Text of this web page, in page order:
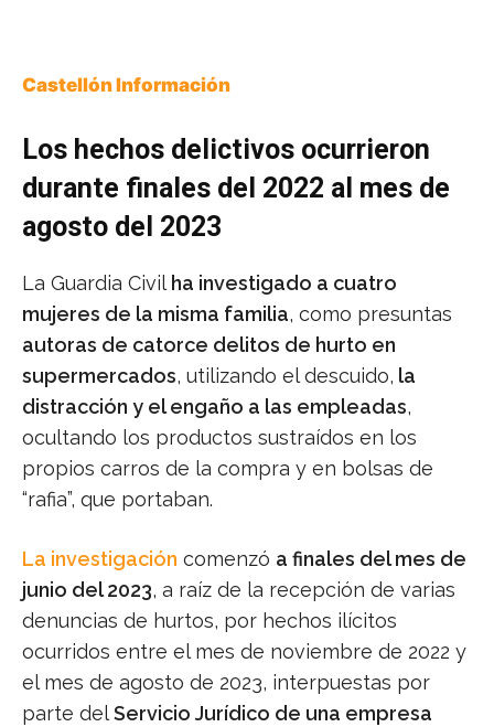
Castellón Información
Los hechos delictivos ocurrieron
durante finales del 2022 al mes de
agosto del 2023
La Guardia Civil ha investigado a cuatro
mujeres de la misma familia, como presuntas
autoras de catorce delitos de hurto en
supermercados, utilizando el descuido, la
distracción y el engaño a las empleadas,
ocultando los productos sustraídos en los
propios carros de la compra y en bolsas de
“rafia”, que portaban.
La investigación comenzó a finales del mes de
junio del 2023, a raíz de la recepción de varias
denuncias de hurtos, por hechos ilícitos
ocurridos entre el mes de noviembre de 2022 y
el mes de agosto de 2023, interpuestas por
parte delServicio Jurídico de una empresa